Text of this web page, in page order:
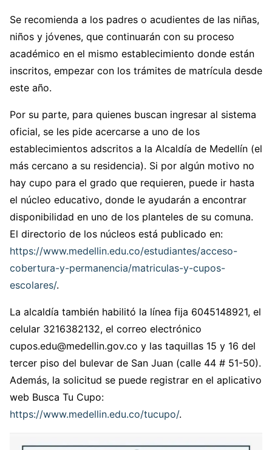
Se recomienda a los padres o acudientes de las niñas,
niños y jóvenes, que continuarán con su proceso
académico en el mismo establecimiento donde están
inscritos, empezar con los trámites de matrícula desde
este año.
Por su parte, para quienes buscan ingresar al sistema
oficial, se les pide acercarse a uno de los
establecimientos adscritos a la Alcaldía de Medellín (el
más cercano a su residencia). Si por algún motivo no
hay cupo para el grado que requieren, puede ir hasta
el núcleo educativo, donde le ayudarán a encontrar
disponibilidad en uno de los planteles de su comuna.
El directorio de los núcleos está publicado en:
https://www.medellin.edu.co/estudiantes/acceso-
cobertura-y-permanencia/matriculas-y-cupos-
escolares/.
La alcaldía también habilitó la línea fija 6045148921, el
celular 3216382132, el correo electrónico
cupos.edu@medellin.gov.co y las taquillas 15 y 16 del
tercer piso del bulevar de San Juan (calle 44 # 51-50).
Además, la solicitud se puede registrar en el aplicativo
web Busca Tu Cupo:
https://www.medellin.edu.co/tucupo/.